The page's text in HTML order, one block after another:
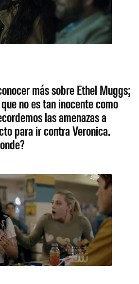
más sobre Ethel Muggs;
no es tan inocente como
las amenazas a
para ir contra Veronica.